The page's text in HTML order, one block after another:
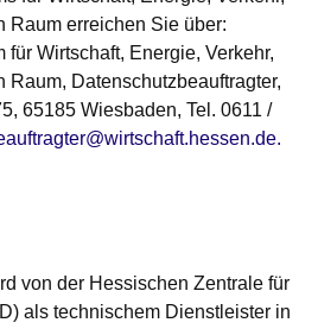
Raum erreichen Sie über:
für Wirtschaft, Energie, Verkehr,
Datenschutzbeauftragter,
65185 Wiesbaden, Tel. 0611 /
von der Hessischen Zentrale für
als technischem Dienstleister in